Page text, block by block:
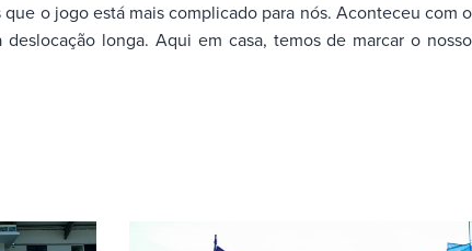
o jogo está mais complicado para nós. Aconteceu com o
longa. Aqui em casa, temos de marcar o nosso